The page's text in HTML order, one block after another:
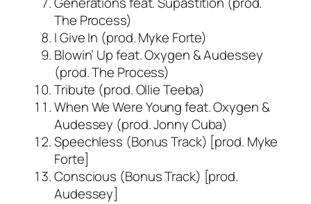
The Process)
I Give In (prod. Myke Forte)
Blowin’ Up feat. Oxygen & Audessey
(prod. The Process)
Tribute (prod. Ollie Teeba)
When We Were Young feat. Oxygen &
Audessey (prod. Jonny Cuba)
Speechless (Bonus Track) [prod. Myke
Forte]
Conscious (Bonus Track) [prod.
Audessey]